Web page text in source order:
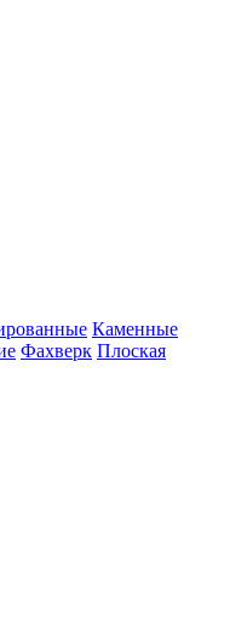
Каменные
Фахверк Плоская